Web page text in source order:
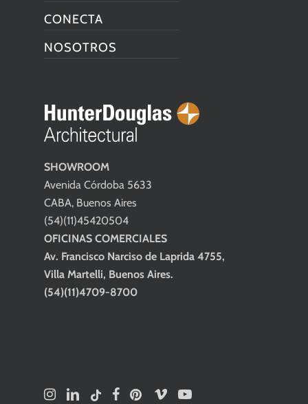
SHOWROOM
Avenida Córdoba 5633
CABA, Buenos Aires
(54)(11)45420504
OFICINAS COMERCIALES
Av. Francisco Narciso de Laprida 4755,
Villa Martelli, Buenos Aires.
(54)(11)4709-8700
CONECTA
NOSOTROS